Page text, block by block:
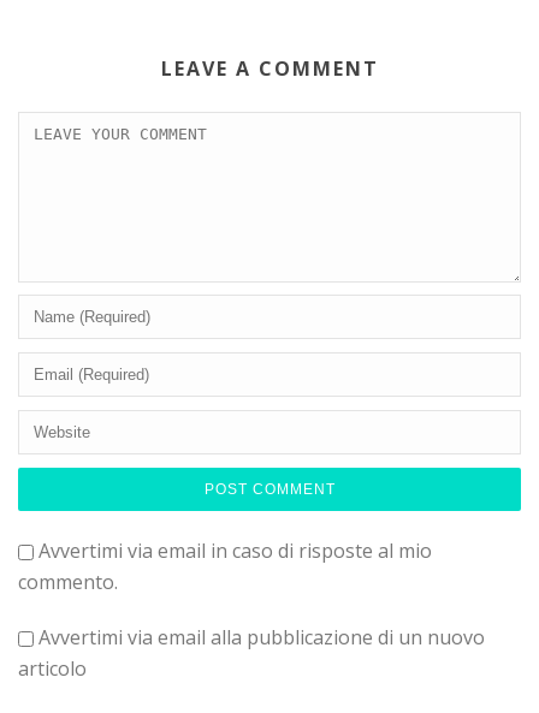
LEAVE A COMMENT
Avvertimi via email in caso di risposte al mio
commento.
Avvertimi via email alla pubblicazione di un nuovo
articolo